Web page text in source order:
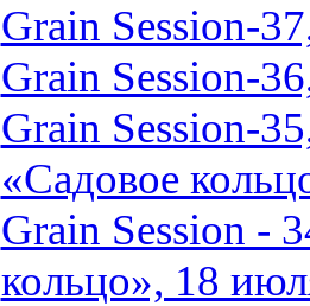
Grain Session-
Grain Session-
Grain Session-
«Садовое
Grain Session -
кольцо», 18